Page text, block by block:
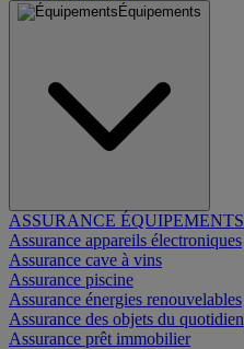
Équipements
ASSURANCE ÉQUIPEMENTS
Assurance appareils électroniques
Assurance cave à vins
Assurance piscine
Assurance énergies renouvelables
Assurance des objets du quotidien
Assurance prêt immobilier